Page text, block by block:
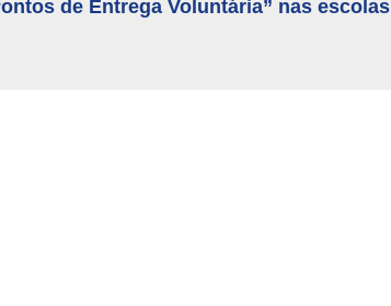
de Entrega Voluntária” nas escolas